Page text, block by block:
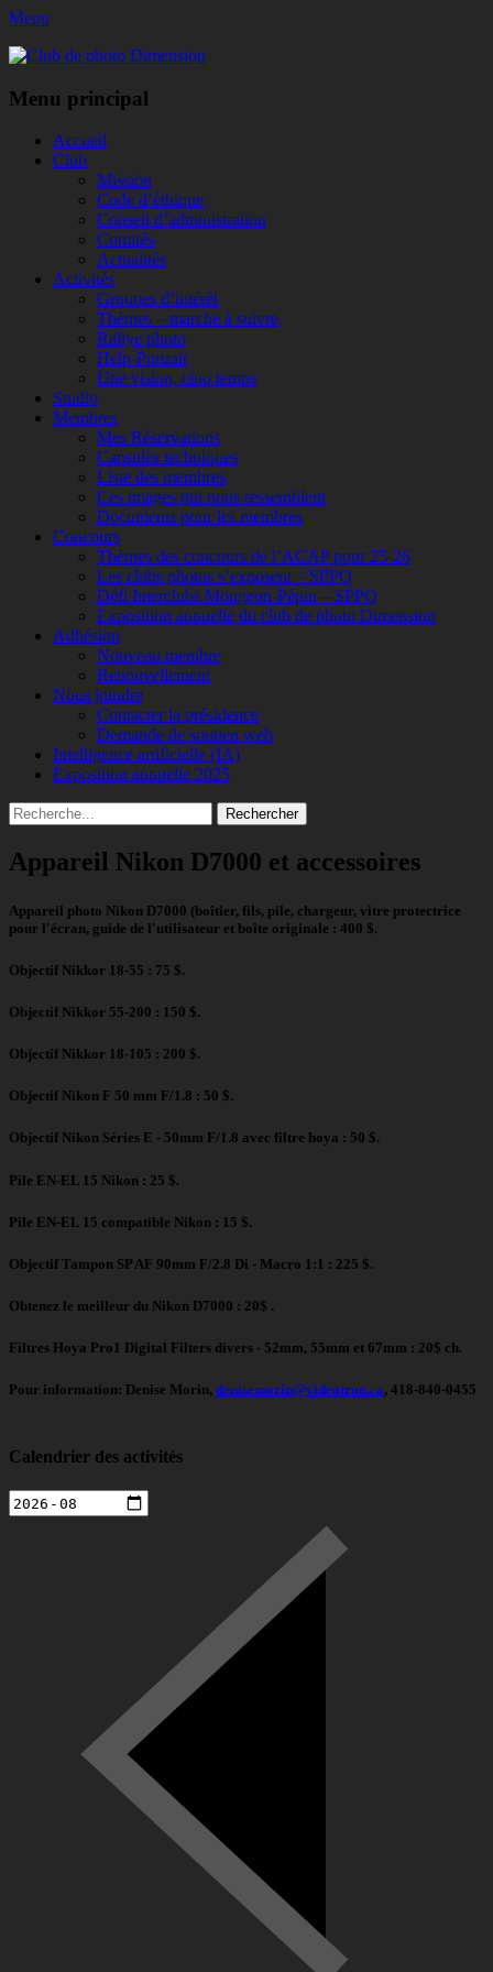
Menu
Club de photo Dimension
Menu principal
Aller
Accueil
Club
Mission
Code d’éthique
Conseil d’administration
Comités
Actualités
Activités
Groupes d’intérêt
Thèmes – marche à suivre
Rallye photo
Help-Portrait
Une vision, cinq temps
Studio
Membres
Mes Réservations
Capsules techniques
Liste des membres
Ces images qui nous ressemblent
Documents pour les membres
Concours
Thèmes des concours de l’ACAP pour 25-26
Les clubs photos s’exposent – SPPQ
Défi Interclubs Mongeon-Pépin – SPPQ
Exposition annuelle du club de photo Dimension
Adhésion
Nouveau membre
Renouvellement
Nous joindre
Contacter la présidence
Demande de soutien web
Intelligence artificielle (IA)
Exposition annuelle 2025
Recherche
Rechercher :
Appareil Nikon D7000 et accessoires
Appareil photo Nikon D7000 (boîtier, fils, pile, chargeur, vitre protectrice
pour l'écran, guide de l'utilisateur et boîte originale : 400 $.
Objectif Nikkor 18-55 : 75 $.
Objectif Nikkor 55-200 : 150 $.
Objectif Nikkor 18-105 : 200 $.
Objectif Nikon F 50 mm F/1.8 : 50 $.
Objectif Nikon Séries E - 50mm F/1.8 avec filtre hoya : 50 $.
Pile EN-EL 15 Nikon : 25 $.
Pile EN-EL 15 compatible Nikon : 15 $.
Objectif Tampon SP AF 90mm F/2.8 Di - Macro 1:1 : 225 $.
Obtenez le meilleur du Nikon D7000 : 20$ .
Filtres Hoya Pro1 Digital Filters divers - 52mm, 55mm et 67mm : 20$ ch.
Pour information: Denise Morin, denisemorin@videotron.ca, 418-840-0455
Calendrier des activités